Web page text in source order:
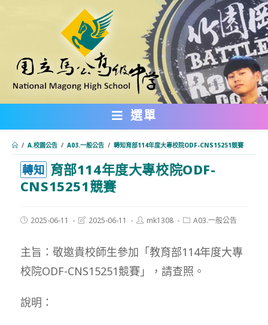
內
選單
/ A.校園公告 / A03.一般公告 / 轉知育部114年度大專校院ODF-CNS15251競賽
轉知 育部114年度大專校院ODF-
CNS15251競賽
Post2025-06-11
Post2025-06-11
Postmk1308
PostA03.一般公告
主旨：敬邀貴校師生參加「教育部114年度大專
校院ODF-CNS15251競賽」，請查照。
說明：